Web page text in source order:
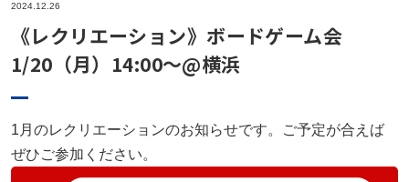
サポート内容
本人向け
会社概要
2024.12.26
《レクリエーション》ボードゲーム会
1/20（月）14:00～@横浜
1月のレクリエーションのお知らせです。ご予定が合えば
ぜひご参加ください。
不登校の子どもに進路の話はいつする？親が知って
おきたい切り出し方と関わり方
不登校でゲームをやりすぎても大丈夫？
子どもの不登校を前向きに｜休むことの意味と親が
不登校でも合格可能！高卒認定試験 公共の勉強法
令和8年度から「情報」が必修に｜高卒認定試験の
変更点と不登校生への影響をわかりやすく解説
不登校のこどもの味方！自治体ごとの教育支援セン
ターの実際と活用事例
の子どもの“空白期間”について
天才には不登校経験者が多い！不登校の先にある、